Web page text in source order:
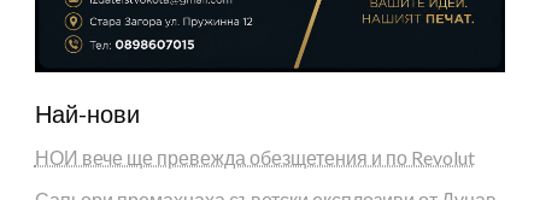
Най-нови
НОИ вече ще превежда обезщетения и по Revolut